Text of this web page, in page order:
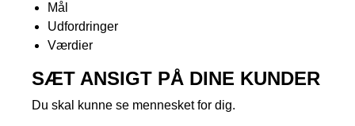
Mål
Udfordringer
Værdier
SÆT ANSIGT PÅ DINE KUNDER
Du skal kunne se mennesket for dig.